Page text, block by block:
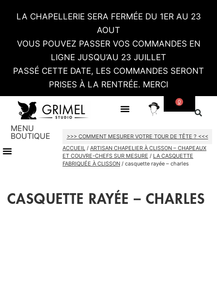
LA CHAPELLERIE SERA FERMÉE DU 1ER AU 23
AOUT
VOUS POUVEZ PASSER VOS COMMANDES EN
LIGNE JUSQU’AU 23 JUILLET
PASSÉ CETTE DATE, LES COMMANDES SERONT
PRISES À LA RENTRÉE. MERCI
0
MENU
BOUTIQUE
>>> COMMENT MESURER VOTRE TOUR DE TÊTE ? <<<
ACCUEIL /ARTISAN CHAPELIER À CLISSON – CHAPEAUX
ET COUVRE-CHEFS SUR MESURE / LA CASQUETTE
FABRIQUÉE À CLISSON / casquette rayée – charles
CASQUETTE RAYÉE – CHARLES